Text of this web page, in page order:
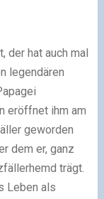
der hat auch mal
legendären
eröffnet ihm am
geworden
dem er, ganz
trägt.
Leben als